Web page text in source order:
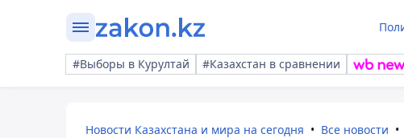
#Выборы в Курултай #Казахстан в сравнении
Новости Казахстана и мира на сегодня Все новости